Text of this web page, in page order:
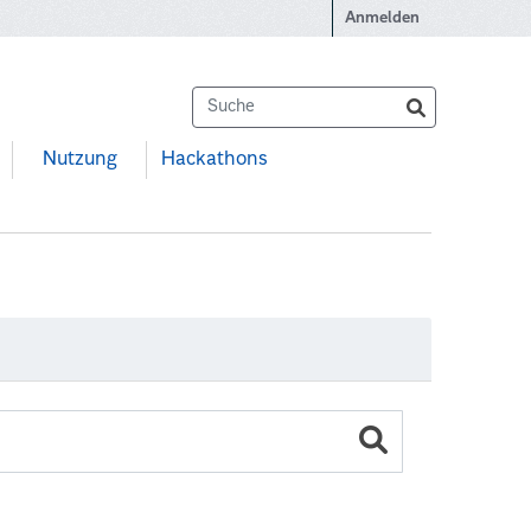
Anmelden
Nutzung Hackathons